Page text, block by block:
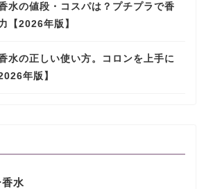
水の値段・コスパは？プチプラで香
【2026年版】
水の正しい使い方。コロンを上手に
年版】
水